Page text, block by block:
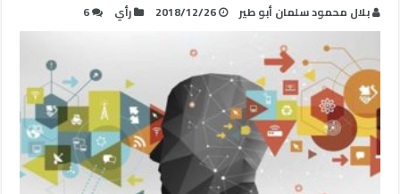
بلال محمود سلمان أبو طير 2018/12/26 رأي 6